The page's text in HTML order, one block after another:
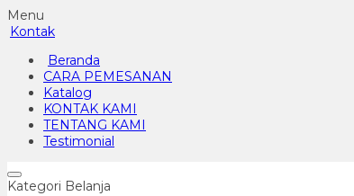
Menu
Kontak
Beranda
CARA PEMESANAN
Katalog
KONTAK KAMI
TENTANG KAMI
Testimonial
Kategori Belanja